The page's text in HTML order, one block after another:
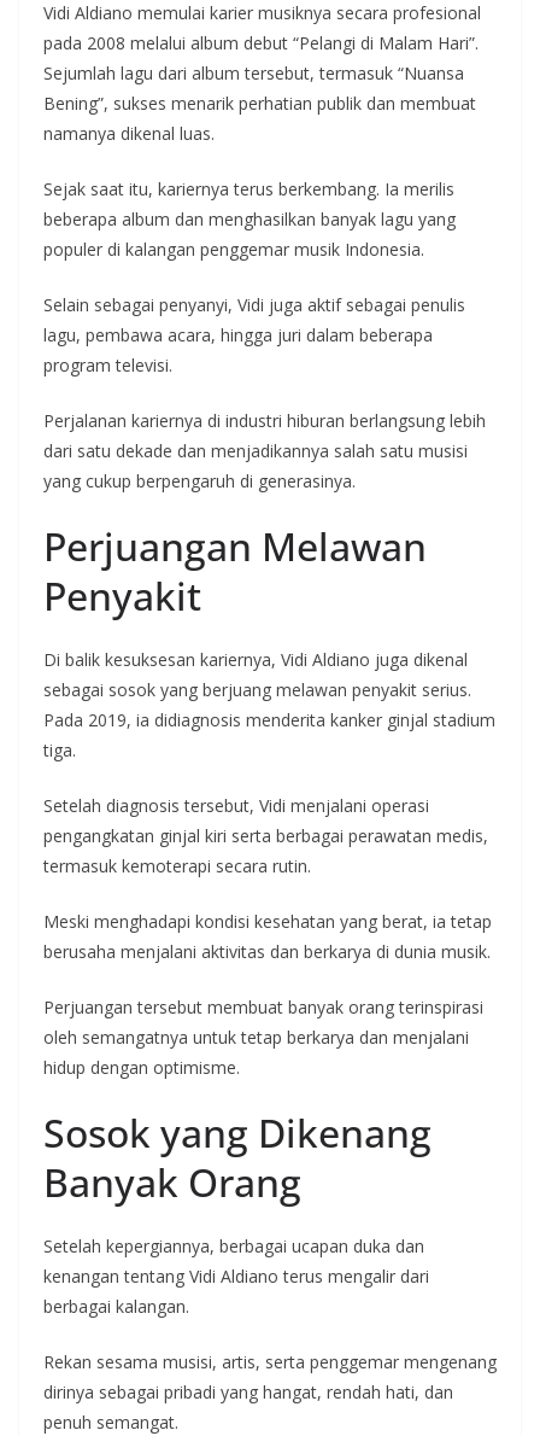
Vidi Aldiano memulai karier musiknya secara profesional
pada 2008 melalui album debut “Pelangi di Malam Hari”.
Sejumlah lagu dari album tersebut, termasuk “Nuansa
Bening”, sukses menarik perhatian publik dan membuat
namanya dikenal luas.
Sejak saat itu, kariernya terus berkembang. Ia merilis
beberapa album dan menghasilkan banyak lagu yang
populer di kalangan penggemar musik Indonesia.
Selain sebagai penyanyi, Vidi juga aktif sebagai penulis
lagu, pembawa acara, hingga juri dalam beberapa
program televisi.
Perjalanan kariernya di industri hiburan berlangsung lebih
dari satu dekade dan menjadikannya salah satu musisi
yang cukup berpengaruh di generasinya.
Perjuangan Melawan
Penyakit
Di balik kesuksesan kariernya, Vidi Aldiano juga dikenal
sebagai sosok yang berjuang melawan penyakit serius.
Pada 2019, ia didiagnosis menderita kanker ginjal stadium
tiga.
Setelah diagnosis tersebut, Vidi menjalani operasi
pengangkatan ginjal kiri serta berbagai perawatan medis,
termasuk kemoterapi secara rutin.
Meski menghadapi kondisi kesehatan yang berat, ia tetap
berusaha menjalani aktivitas dan berkarya di dunia musik.
Perjuangan tersebut membuat banyak orang terinspirasi
oleh semangatnya untuk tetap berkarya dan menjalani
hidup dengan optimisme.
Sosok yang Dikenang
Banyak Orang
Setelah kepergiannya, berbagai ucapan duka dan
kenangan tentang Vidi Aldiano terus mengalir dari
berbagai kalangan.
Rekan sesama musisi, artis, serta penggemar mengenang
dirinya sebagai pribadi yang hangat, rendah hati, dan
penuh semangat.